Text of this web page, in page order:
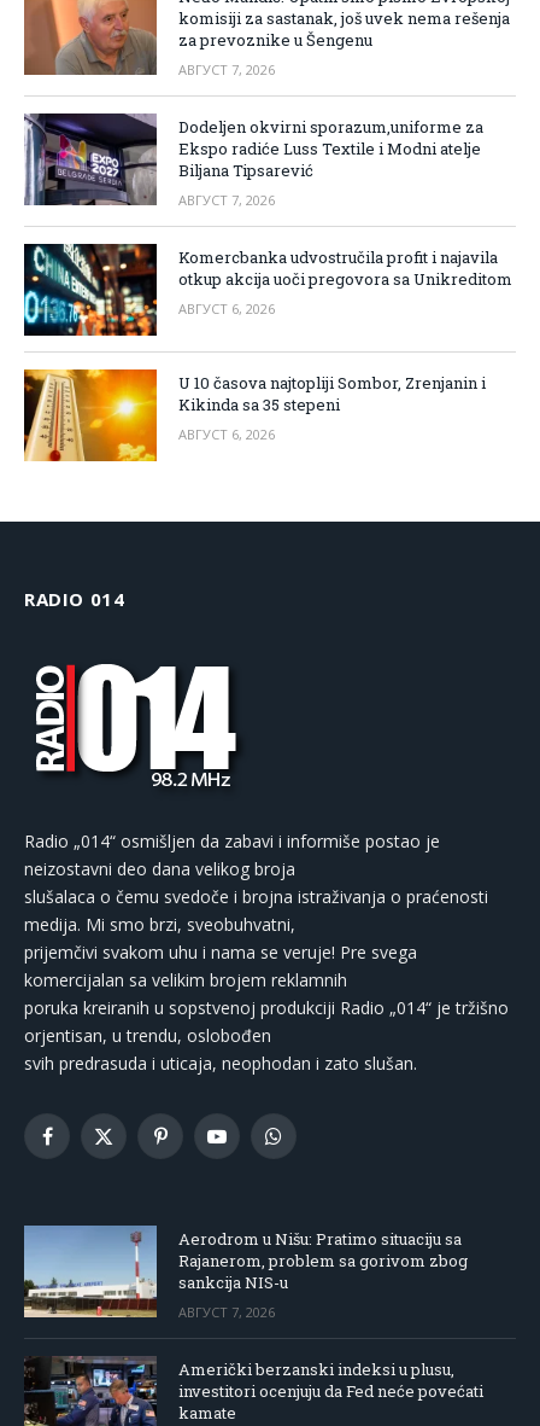
komisiji za sastanak, još uvek nema rešenja
za prevoznike u Šengenu
АВГУСТ 7, 2026
Dodeljen okvirni sporazum,uniforme za
Ekspo radiće Luss Textile i Modni atelje
Biljana Tipsarević
АВГУСТ 7, 2026
Komercbanka udvostručila profit i najavila
otkup akcija uoči pregovora sa Unikreditom
АВГУСТ 6, 2026
U 10 časova najtopliji Sombor, Zrenjanin i
Kikinda sa 35 stepeni
АВГУСТ 6, 2026
RADIO 014
Radio „014“ osmišljen da zabavi i informiše postao je
neizostavni deo dana velikog broja
slušalaca o čemu svedoče i brojna istraživanja o praćenosti
medija. Mi smo brzi, sveobuhvatni,
prijemčivi svakom uhu i nama se veruje! Pre svega
komercijalan sa velikim brojem reklamnih
poruka kreiranih u sopstvenoj produkciji Radio „014“ je tržišno
orjentisan, u trendu, oslobođen
svih predrasuda i uticaja, neophodan i zato slušan.
Facebook
X
PinterestYouTubeWhatsApp
Aerodrom u Nišu: Pratimo situaciju sa
Rajanerom, problem sa gorivom zbog
sankcija NIS-u
АВГУСТ 7, 2026
Američki berzanski indeksi u plusu,
investitori ocenjuju da Fed neće povećati
kamate